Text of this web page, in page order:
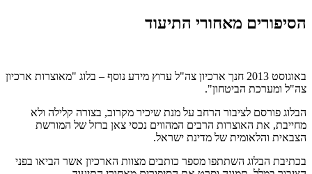
הסיפורים מאחורי התיעוד
​​​​באוגוסט 2013 חנך ארכיון צה"ל ערוץ מידע נוסף – בלוג "מאוצרות ארכיון
צה"ל ומערכת הביטחון".
הבלוג פורסם לציבור הרחב על מנת שיכיר מקרוב, בצורה קלילה ולא
מחייבת, את האוצרות הרבים המהווים נכסי צאן ברזל של המורשת
הצבאית והלאומית של מדינת ישראל.
בכתיבת הבלוג השתתפו מספר כותבים מצוות הארכיון אשר הביאו בפני